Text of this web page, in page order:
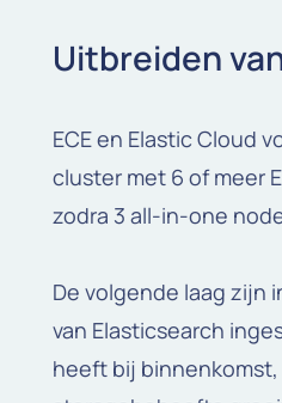
Uitbreiden
ECE en Elastic Cloud
cluster met 6 of meer
zodra 3 all-in-one
De volgende laag zijn
van Elasticsearch
heeft bij